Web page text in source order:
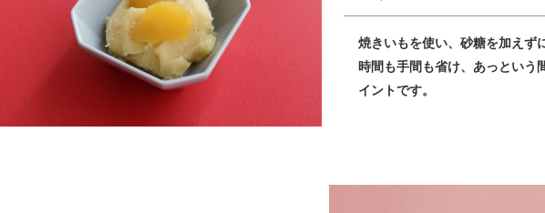
焼きいもを使い、砂糖を加えず
時間も手間も省け、あっという
イントです。